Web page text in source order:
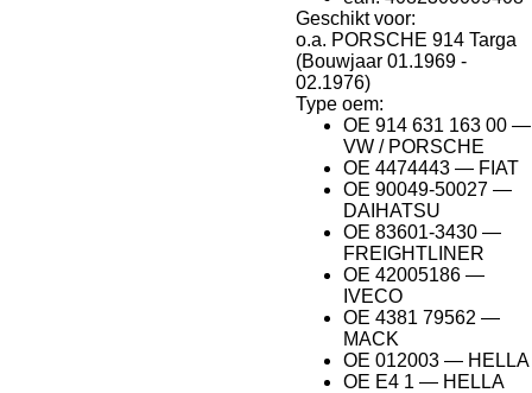
Geschikt voor:
o.a. PORSCHE 914 Targa
(Bouwjaar 01.1969 -
02.1976)
Type oem:
OE 914 631 163 00 —
VW / PORSCHE
OE 4474443 — FIAT
OE 90049-50027 —
DAIHATSU
OE 83601-3430 —
FREIGHTLINER
OE 42005186 —
IVECO
OE 4381 79562 —
MACK
OE 012003 — HELLA
OE E4 1 — HELLA